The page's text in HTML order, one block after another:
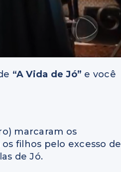
“A Vida de Jó” e você
marcaram os
filhos pelo excesso de
de Jó.